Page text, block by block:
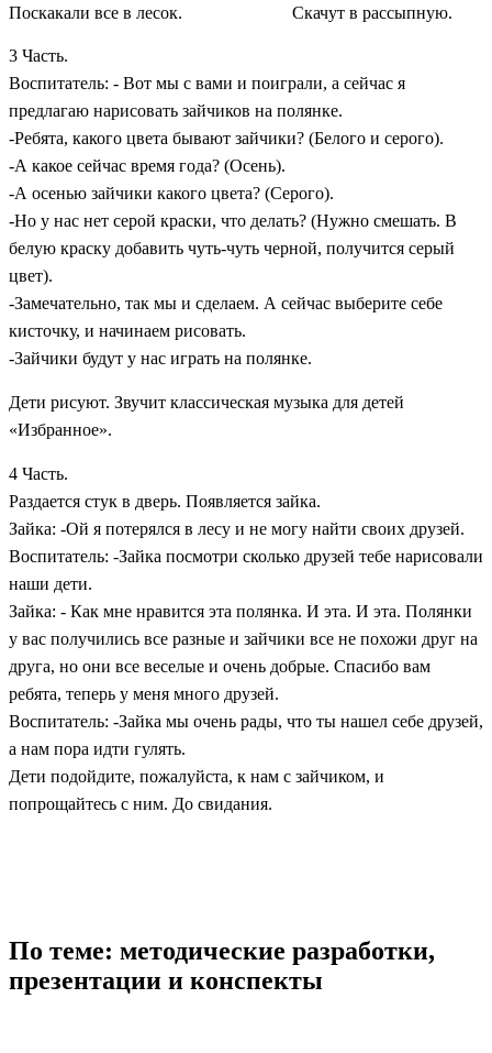
Поскакали все в лесок. Скачут в рассыпную.
3 Часть.
Воспитатель: - Вот мы с вами и поиграли, а сейчас я
предлагаю нарисовать зайчиков на полянке.
-Ребята, какого цвета бывают зайчики? (Белого и серого).
-А какое сейчас время года? (Осень).
-А осенью зайчики какого цвета? (Серого).
-Но у нас нет серой краски, что делать? (Нужно смешать. В
белую краску добавить чуть-чуть черной, получится серый
цвет).
-Замечательно, так мы и сделаем. А сейчас выберите себе
кисточку, и начинаем рисовать.
-Зайчики будут у нас играть на полянке.
Дети рисуют. Звучит классическая музыка для детей
«Избранное».
4 Часть.
Раздается стук в дверь. Появляется зайка.
Зайка: -Ой я потерялся в лесу и не могу найти своих друзей.
Воспитатель: -Зайка посмотри сколько друзей тебе нарисовали
наши дети.
Зайка: - Как мне нравится эта полянка. И эта. И эта. Полянки
у вас получились все разные и зайчики все не похожи друг на
друга, но они все веселые и очень добрые. Спасибо вам
ребята, теперь у меня много друзей.
Воспитатель: -Зайка мы очень рады, что ты нашел себе друзей,
а нам пора идти гулять.
Дети подойдите, пожалуйста, к нам с зайчиком, и
попрощайтесь с ним. До свидания.
По теме: методические разработки,
презентации и конспекты